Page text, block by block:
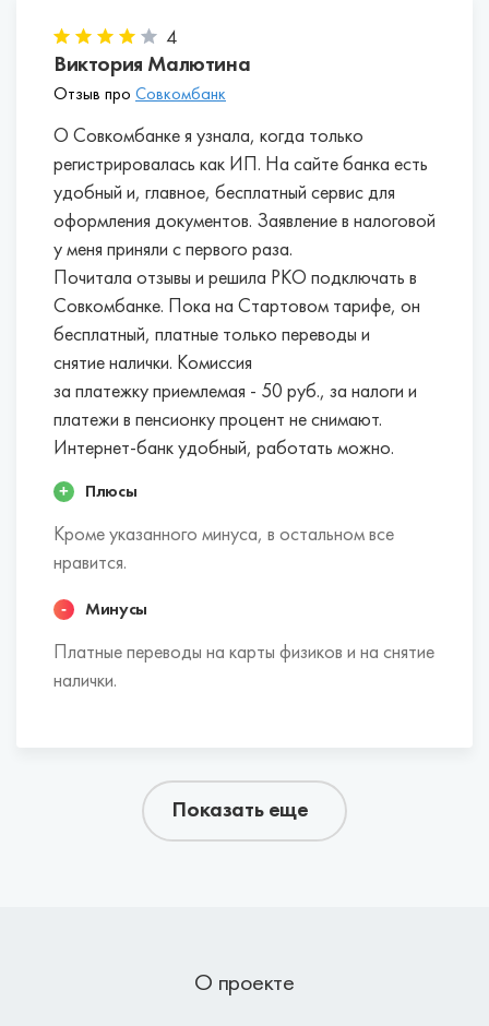
4
Виктория Малютина
Отзыв про Совкомбанк
О Совкомбанке я узнала, когда только
регистрировалась как ИП. На сайте банка есть
удобный и, главное, бесплатный сервис для
оформления документов. Заявление в налоговой
у меня приняли с первого раза.
Почитала отзывы и решила РКО подключать в
Совкомбанке. Пока на Стартовом тарифе, он
бесплатный, платные только переводы и
снятие налички. Комиссия
за платежку приемлемая - 50 руб., за налоги и
платежи в пенсионку процент не снимают.
Интернет-банк удобный, работать можно.
Плюсы
Кроме указанного минуса, в остальном все
нравится.
Минусы
Платные переводы на карты физиков и на снятие
налички.
Показать еще
О проекте